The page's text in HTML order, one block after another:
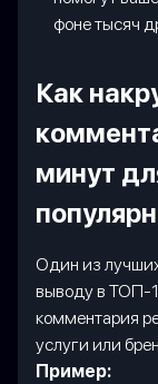
фоне тысяч
Как
минут
Один из
выводу в ТОП-
комментария
услуги или
Пример: